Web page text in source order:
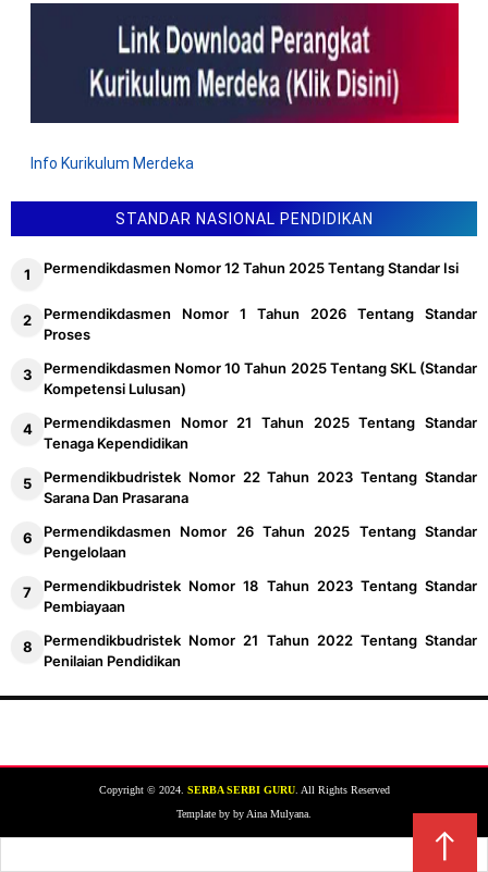
Info Kurikulum Merdeka
STANDAR NASIONAL PENDIDIKAN
Permendikdasmen Nomor 12 Tahun 2025 Tentang Standar Isi
Permendikdasmen Nomor 1 Tahun 2026 Tentang Standar
Proses
Permendikdasmen Nomor 10 Tahun 2025 Tentang SKL (Standar
Kompetensi Lulusan)
Permendikdasmen Nomor 21 Tahun 2025 Tentang Standar
Tenaga Kependidikan
Permendikbudristek Nomor 22 Tahun 2023 Tentang Standar
Sarana Dan Prasarana
Permendikdasmen Nomor 26 Tahun 2025 Tentang Standar
Pengelolaan
Permendikbudristek Nomor 18 Tahun 2023 Tentang Standar
Pembiayaan
Permendikbudristek Nomor 21 Tahun 2022 Tentang Standar
Penilaian Pendidikan
Copyright © 2024. SERBA SERBI GURU. All Rights Reserved
Template by by Aina Mulyana.
↑